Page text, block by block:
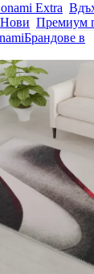
Extra
Нови Премиум
Брандове в